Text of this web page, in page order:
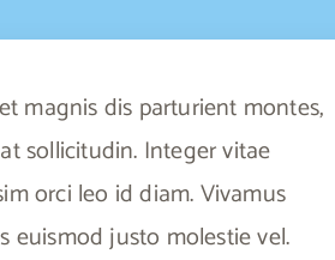
magnis dis parturient montes,
sollicitudin. Integer vitae
orci leo id diam. Vivamus
euismod justo molestie vel.